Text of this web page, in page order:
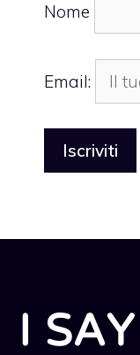
Nome
Email: